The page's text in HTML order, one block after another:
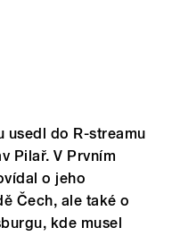
usedl do R-streamu
Pilař. V Prvním
o jeho
Čech, ale také o
kde musel